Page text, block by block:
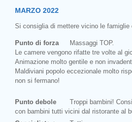
MARZO 2022
Si consiglia di mettere vicino le famiglie
Punto di forza
Massaggi TOP.
Le camere vengono rifatte tre volte al
Animazione molto gentile e non
Maldiviani popolo eccezionale molto
non si fermano!
Punto debole
Troppi bambini!
con bambini tutti vicini dal ristorante al